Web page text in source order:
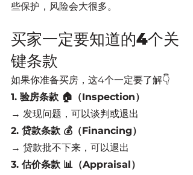
些保护，风险会大很多。
买家一定要知道的4个关
键条款
如果你准备买房，这4个一定要了解👇
1. 验房条款 🏠（Inspection）
→ 发现问题，可以谈判或退出
2. 贷款条款 💰（Financing）
→ 贷款批不下来，可以退出
3. 估价条款 📊（Appraisal）